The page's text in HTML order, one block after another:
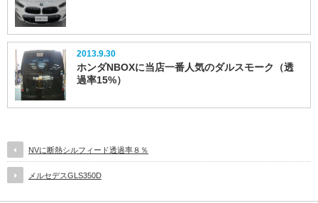
2013.9.30
ホンダNBOXに当店一番人気のダルスモーク（透
過率15%）
NVに断熱シルフィード透過率８％
メルセデスGLS350D